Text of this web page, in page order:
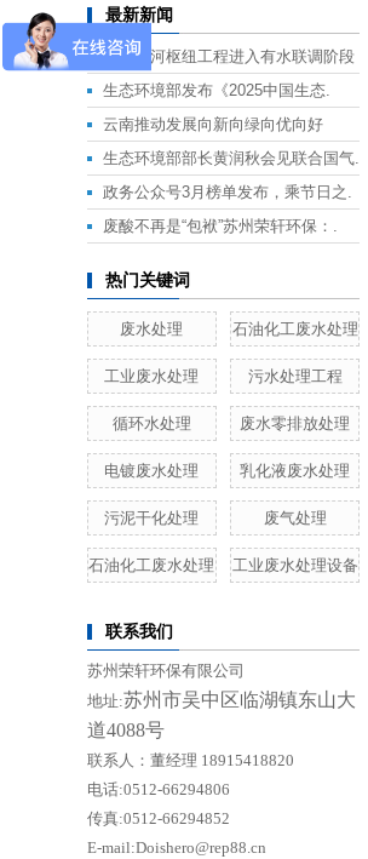
最新新闻
平陆运河枢纽工程进入有水联调阶段
生态环境部发布《2025中国生态.
云南推动发展向新向绿向优向好
生态环境部部长黄润秋会见联合国气.
政务公众号3月榜单发布，乘节日之.
废酸不再是“包袱”苏州荣轩环保：.
热门关键词
废水处理 石油化工废水处理
工业废水处理 污水处理工程
循环水处理 废水零排放处理
电镀废水处理 乳化液废水处理
污泥干化处理 废气处理
石油化工废水处理 工业废水处理设备
联系我们
苏州荣轩环保有限公司
地址:苏州市吴中区临湖镇东山大
道4088号
联系人：董经理 18915418820
电话:0512-66294806
传真:0512-66294852
E-mail:Doishero@rep88.cn